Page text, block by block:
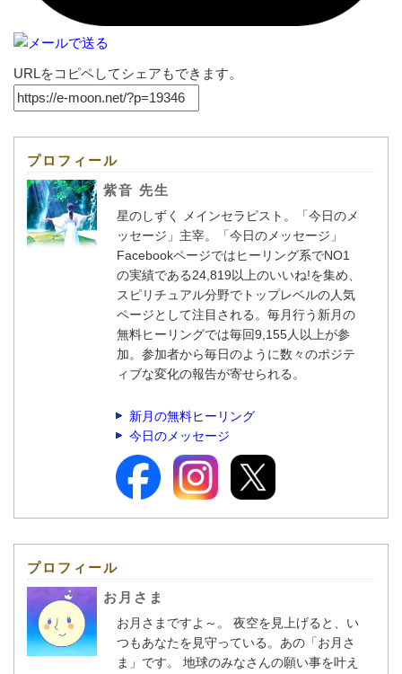
URLをコピペしてシェアもできます。
プロフィール
紫音 先生
星のしずく メインセラピスト。「今日のメ
ッセージ」主宰。「今日のメッセージ」
Facebookページではヒーリング系でNO1
の実績である24,819以上のいいね!を集め、
スピリチュアル分野でトップレベルの人気
ページとして注目される。毎月行う新月の
無料ヒーリングでは毎回9,155人以上が参
加。参加者から毎日のように数々のポジテ
ィブな変化の報告が寄せられる。
新月の無料ヒーリング
今日のメッセージ
プロフィール
お月さま
お月さまですよ～。 夜空を見上げると、い
つもあなたを見守っている。あの「お月さ
ま」です。 地球のみなさんの願い事を叶え